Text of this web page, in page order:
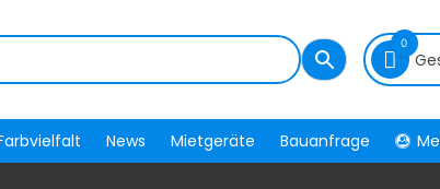
0
News Mietgeräte Bauanfrage